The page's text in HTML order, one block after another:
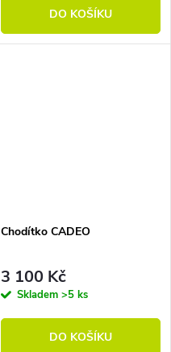
DO KOŠÍKU
Chodítko CADEO
3 100 Kč
Skladem >5 ks
DO KOŠÍKU